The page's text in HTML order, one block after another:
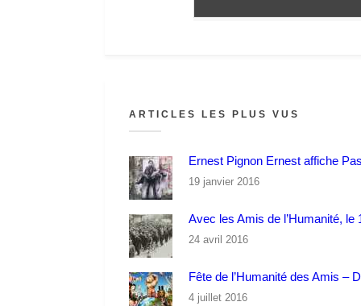
ARTICLES LES PLUS VUS
Ernest Pignon Ernest affiche
19 janvier 2016
Avec les Amis de l’Humanité, le
24 avril 2016
Fête de l’Humanité des Amis –
4 juillet 2016